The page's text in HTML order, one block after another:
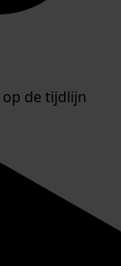
de tijdlijn